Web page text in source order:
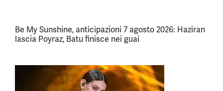
Be My Sunshine, anticipazioni 7 agosto 2026: Haziran
lascia Poyraz, Batu finisce nei guai